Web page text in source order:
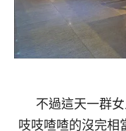
不過這天一群
吱吱喳喳的沒完相